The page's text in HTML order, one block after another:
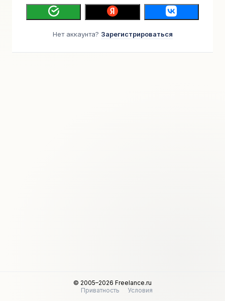
Нет аккаунта? Зарегистрироваться
© 2005–2026 Freelance.ru
Приватность
Условия